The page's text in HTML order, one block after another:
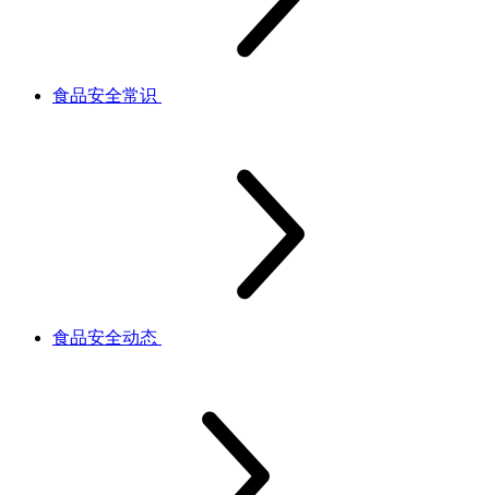
食品安全常识
食品安全动态